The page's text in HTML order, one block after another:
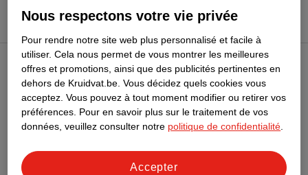
Club Kruidvat
Service Clientèle
Tout sur Kruidvat
Nous respectons votre vie privée
Pour rendre notre site web plus personnalisé et facile à
utiliser. Cela nous permet de vous montrer les meilleures
offres et promotions, ainsi que des publicités pertinentes en
dehors de Kruidvat.be. Vous décidez quels cookies vous
acceptez. Vous pouvez à tout moment modifier ou retirer vos
préférences. Pour en savoir plus sur le traitement de vos
données, veuillez consulter notre politique de confidentialité.
Accepter